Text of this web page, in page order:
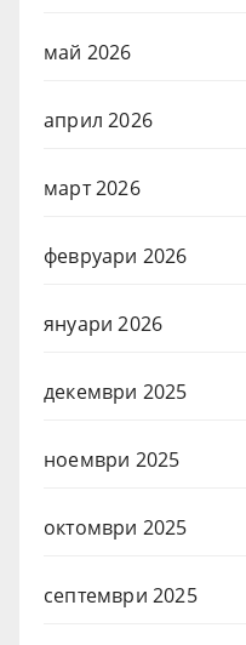
май 2026
април 2026
март 2026
февруари 2026
януари 2026
декември 2025
ноември 2025
октомври 2025
септември 2025